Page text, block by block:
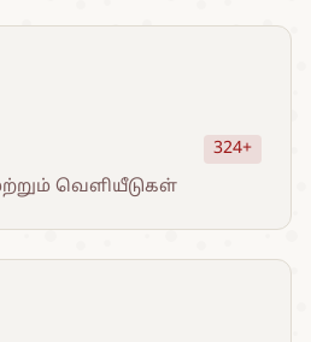
324+
வெளியீடுகள்